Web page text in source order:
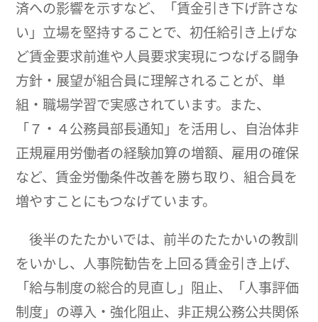
済への影響を示すなど、「賃金引き下げ許さな
い」立場を堅持することで、初任給引き上げな
ど賃金要求前進や人員要求実現につなげる闘争
方針・展望が組合員に理解されることが、単
組・職場学習で実感されています。また、
「７・４公務員部長通知」を活用し、自治体非
正規雇用労働者の経験加算の増額、雇用の確保
など、賃金労働条件改善を勝ち取り、組合員を
増やすことにもつなげています。
後半のたたかいでは、前半のたたかいの教訓
をいかし、人事院勧告を上回る賃金引き上げ、
「給与制度の総合的見直し」阻止、「人事評価
制度」の導入・強化阻止、非正規公務公共関係